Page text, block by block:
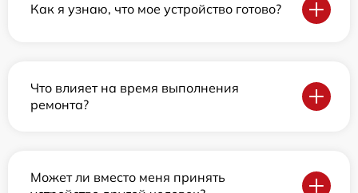
Как я узнаю, что мое устройство готово?
Что влияет на время выполнения
ремонта?
Может ли вместо меня принять